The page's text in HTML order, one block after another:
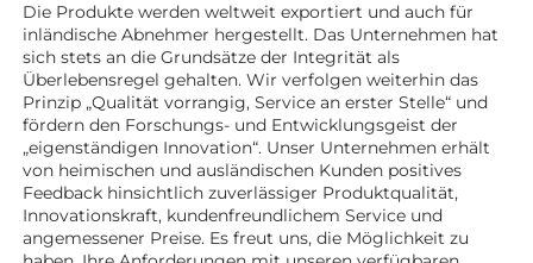
Die Produkte werden weltweit exportiert und auch für
inländische Abnehmer hergestellt. Das Unternehmen hat
sich stets an die Grundsätze der Integrität als
Überlebensregel gehalten. Wir verfolgen weiterhin das
Prinzip „Qualität vorrangig, Service an erster Stelle“ und
fördern den Forschungs- und Entwicklungsgeist der
„eigenständigen Innovation“. Unser Unternehmen erhält
von heimischen und ausländischen Kunden positives
Feedback hinsichtlich zuverlässiger Produktqualität,
Innovationskraft, kundenfreundlichem Service und
angemessener Preise. Es freut uns, die Möglichkeit zu